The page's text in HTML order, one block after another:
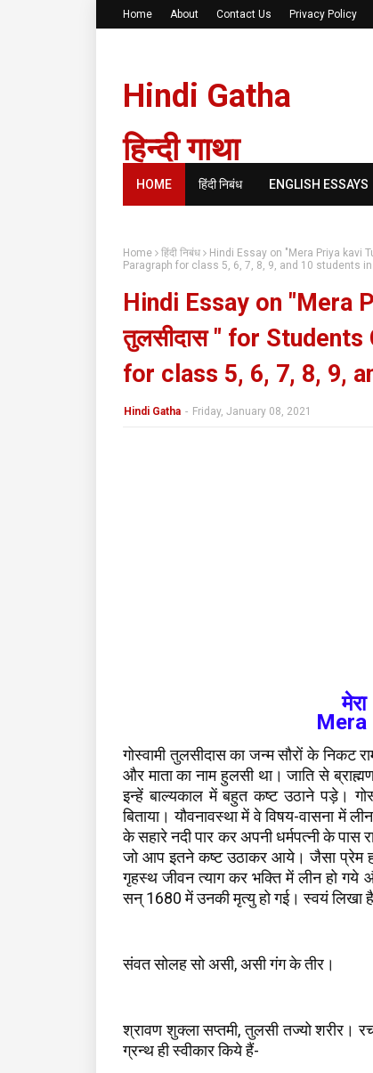
Home About Contact Us Privacy Policy
Hindi Gatha
हिन्दी गाथा
HOME हिंदी निबंध ENGLISH ESSAYS
Home हिंदी निबंध
Hindi Essay on "Mera Priya kavi
Paragraph for class 5, 6, 7, 8, 9, and 10 students
Hindi Essay on "Mera
तुलसीदास " for
for class 5, 6, 7, 8, 9,
Hindi Gatha - Friday, January 08, 2021
Mera
गोस्वामी तुलसीदास का जन्म सौरों के निकट
और माता का नाम हुलसी था। जाति से
इन्हें बाल्यकाल में बहुत कष्ट उठाने पड़े।
बिताया। यौवनावस्था में वे विषय-वासना में
के सहारे नदी पार कर अपनी धर्मपत्नी के पास
जो आप इतने कष्ट उठाकर आये। जैसा प्रेम
गृहस्थ जीवन त्याग कर भक्ति में लीन हो गये
सन् 1680 में उनकी मृत्यु हो गई। स्वयं लिखा है
संवत सोलह सो असी, असी गंग के तीर।
श्रावण शुक्ला सप्तमी, तुलसी तज्यो शरीर।
ग्रन्थ ही स्वीकार किये हैं-